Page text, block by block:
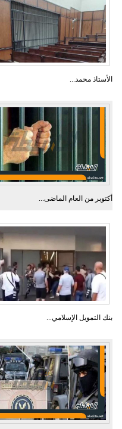
الأستاذ محمد...
أكتوبر من العام الماضى...
بنك التمويل الإسلامي...